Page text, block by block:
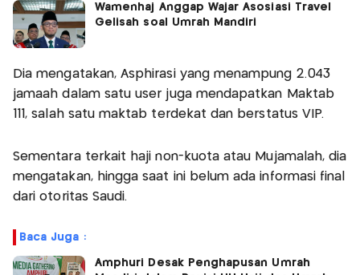
Wamenhaj Anggap Wajar Asosiasi Travel
Gelisah soal Umrah Mandiri
Dia mengatakan, Asphirasi yang menampung 2.043
jamaah dalam satu user juga mendapatkan Maktab
111, salah satu maktab terdekat dan berstatus VIP.
Sementara terkait haji non-kuota atau Mujamalah, dia
mengatakan, hingga saat ini belum ada informasi final
dari otoritas Saudi.
Baca Juga :
Amphuri Desak Penghapusan Umrah